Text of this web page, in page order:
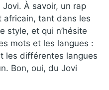
À savoir, un rap
africain, tant dans les
style, et qui n’hésite
mots et les langues :
les différentes langues
Bon, oui, du Jovi